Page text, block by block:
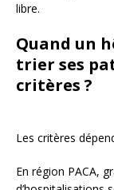
libre.
Quand un
trier ses
critères ?
Les critères
En région PACA,